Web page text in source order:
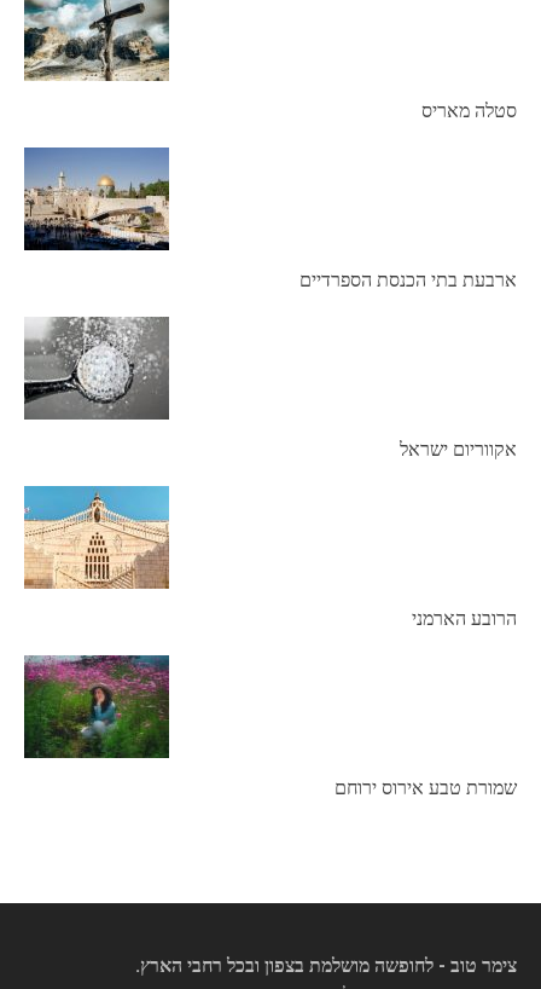
סטלה מאריס
ארבעת בתי הכנסת הספרדיים
אקווריום ישראל
הרובע הארמני
שמורת טבע אירוס ירוחם
צימר טוב - לחופשה מושלמת בצפון ובכל רחבי הארץ.